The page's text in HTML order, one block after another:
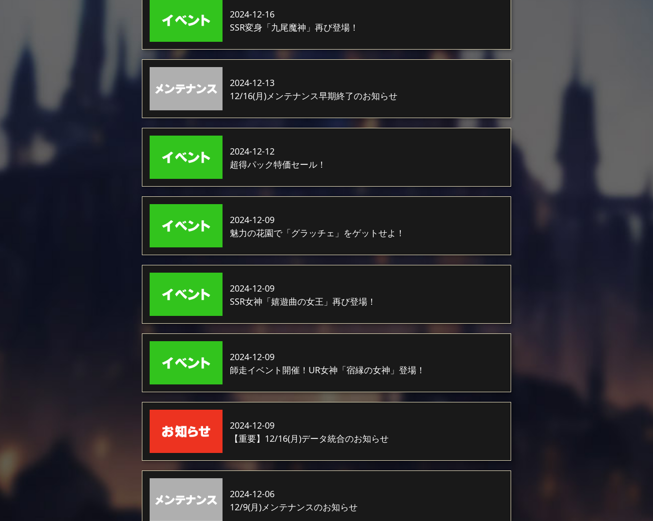
2024-12-16
SSR変身「九尾魔神」再び登場！
2024-12-13
12/16(月)メンテナンス早期終了のお知らせ
2024-12-12
超得パック特価セール！
2024-12-09
魅力の花園で「グラッチェ」をゲットせよ！
2024-12-09
SSR女神「嬉遊曲の女王」再び登場！
2024-12-09
師走イベント開催！UR女神「宿縁の女神」登場！
2024-12-09
【重要】12/16(月)データ統合のお知らせ
2024-12-06
12/9(月)メンテナンスのお知らせ